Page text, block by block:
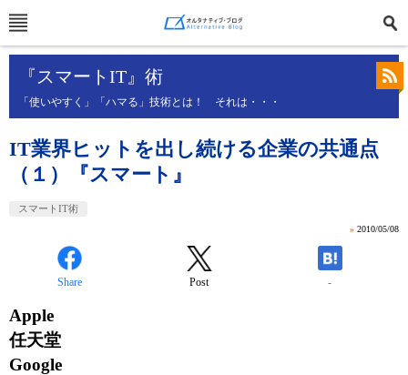
『スマートIT』術
「使いやすく」「ハマる」技術とは！ それは・・・
IT業界ヒットを出し続ける企業の共通点
（１）『スマート』
スマートIT術
» 2010/05/08
Share Post -
Apple
任天堂
Google